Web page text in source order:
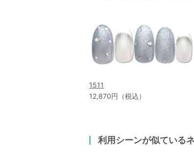
1511
12,870円（税込）
利用シーンが似ている